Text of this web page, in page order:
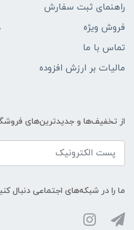
راهنمای ثبت سفارش
فروش ویژه
تماس با ما
مالیات بر ارزش افزوده
از تخفیف‌ها و جدیدترین‌های
ما را در شبکه‌های اجتماعی دنبال